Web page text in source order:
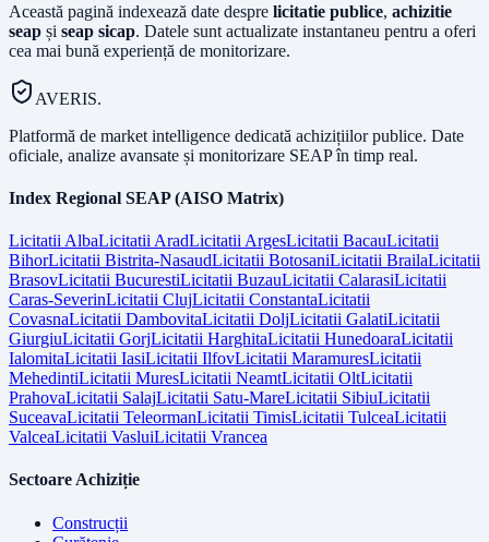
Această pagină indexează date despre licitatie publice, achizitie
seap și seap sicap. Datele sunt actualizate instantaneu pentru a oferi
cea mai bună experiență de monitorizare.
AVERIS.
Platformă de market intelligence dedicată achizițiilor publice. Date
oficiale, analize avansate și monitorizare SEAP în timp real.
Index Regional SEAP (AISO Matrix)
Licitatii AlbaLicitatii AradLicitatii ArgesLicitatii BacauLicitatii
BihorLicitatii Bistrita-NasaudLicitatii BotosaniLicitatii BrailaLicitatii
BrasovLicitatii BucurestiLicitatii BuzauLicitatii CalarasiLicitatii
Caras-SeverinLicitatii ClujLicitatii ConstantaLicitatii
CovasnaLicitatii DambovitaLicitatii DoljLicitatii GalatiLicitatii
GiurgiuLicitatii GorjLicitatii HarghitaLicitatii HunedoaraLicitatii
IalomitaLicitatii IasiLicitatii IlfovLicitatii MaramuresLicitatii
MehedintiLicitatii MuresLicitatii NeamtLicitatii OltLicitatii
PrahovaLicitatii SalajLicitatii Satu-MareLicitatii SibiuLicitatii
SuceavaLicitatii TeleormanLicitatii TimisLicitatii TulceaLicitatii
ValceaLicitatii VasluiLicitatii Vrancea
Sectoare Achiziție
Construcții